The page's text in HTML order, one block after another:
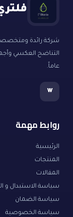
شركة رائدة ومتخصصة
عاماً.
w
روابط مهمة
الرئيسية
المنتجات
المقالات
سياسة الاستبدال و
سياسة الضمان
سياسة الخصوصية